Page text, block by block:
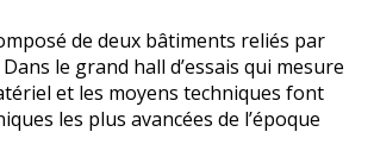
de deux bâtiments reliés par
le grand hall d’essais qui mesure
et les moyens techniques font
les plus avancées de l’époque